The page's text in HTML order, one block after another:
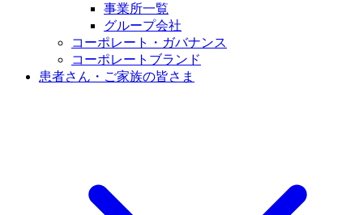
事業所一覧
グループ会社
コーポレート・ガバナンス
コーポレートブランド
患者さん・ご家族の皆さま